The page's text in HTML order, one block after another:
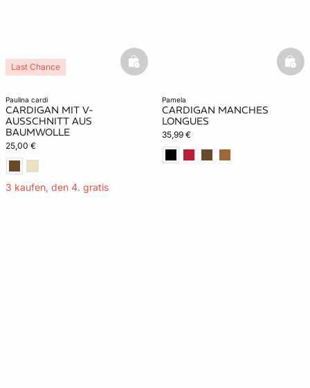
paulina cardi
CARDIGAN MIT V-
AUSSCHNITT AUS
BAUMWOLLE
25,00 €
3 kaufen, den 4. gratis
Last Chance basketfull
pamela
CARDIGAN MANCHES
LONGUES
35,99 €